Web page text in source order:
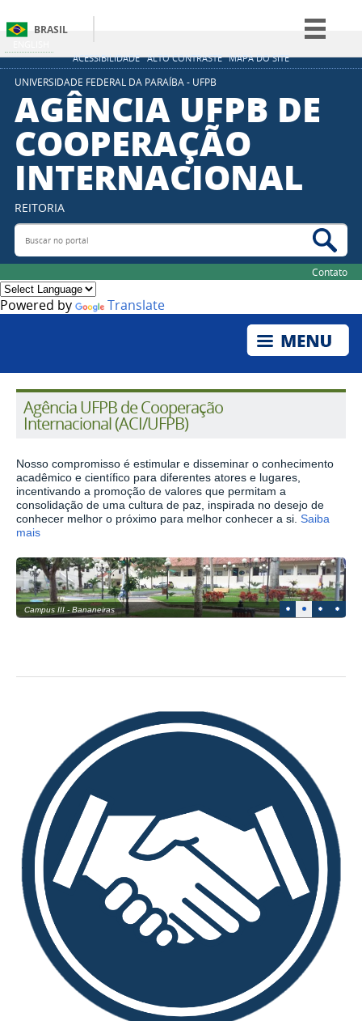
ACESSIBILIDADE ALTO CONTRASTE MAPA DO SITE
BRASIL
Simplifique!
Participe
Acesso à informação
Legislação
Canais
UNIVERSIDADE FEDERAL DA PARAÍBA - UFPB
AGÊNCIA UFPB DE
COOPERAÇÃO
INTERNACIONAL
REITORIA
Buscar no portal
Contato
Powered by Translate
Agência UFPB de Cooperação
Internacional (ACI/UFPB)
Nosso compromisso é estimular e disseminar o conhecimento
acadêmico e científico para diferentes atores e lugares,
incentivando a promoção de valores que permitam a
consolidação de uma cultura de paz, inspirada no desejo de
conhecer melhor o próximo para melhor conhecer a si. Saiba
mais
Campus III - Bananeiras